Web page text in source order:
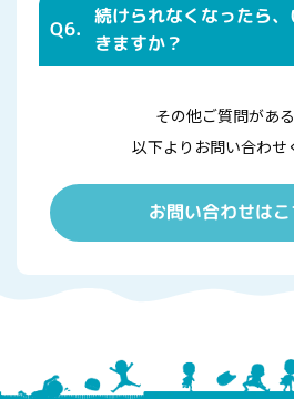
Q6.
続けられなくなったら
きますか？
その他ご質問がある
以下よりお問い合わせ
お問い合わせはこ